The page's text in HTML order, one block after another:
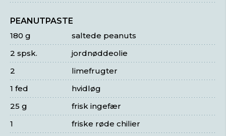
PEANUTPASTE
saltede peanuts
180 g
jordnøddeolie
2 spsk.
limefrugter
2
hvidløg
1 fed
frisk ingefær
25 g
friske røde chilier
1